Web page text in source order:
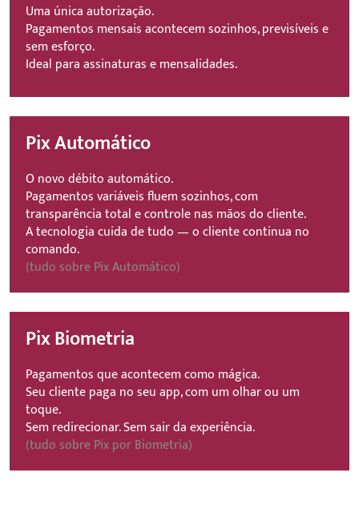
Uma única autorização.
Pagamentos mensais acontecem sozinhos, previsíveis e
sem esforço.
Ideal para assinaturas e mensalidades.
Pix Automático
O novo débito automático.
Pagamentos variáveis fluem sozinhos, com
transparência total e controle nas mãos do cliente.
A tecnologia cuida de tudo — o cliente continua no
comando.
(tudo sobre Pix Automático)
Pix Biometria
Pagamentos que acontecem como mágica.
Seu cliente paga no seu app, com um olhar ou um
toque.
Sem redirecionar. Sem sair da experiência.
(tudo sobre Pix por Biometria)